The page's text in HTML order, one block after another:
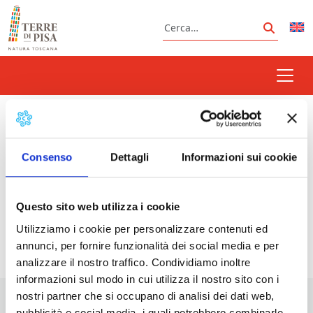
Consenso Dettagli Informazioni sui cookie
Questo sito web utilizza i cookie
Utilizziamo i cookie per personalizzare contenuti ed
annunci, per fornire funzionalità dei social media e per
analizzare il nostro traffico. Condividiamo inoltre
informazioni sul modo in cui utilizza il nostro sito con i
nostri partner che si occupano di analisi dei dati web,
Vai al contenuto
Cerca
Cerca
Teatro Silenzio
Prossimi eventi
<li>Non ci sono eventi con questo tag</li>